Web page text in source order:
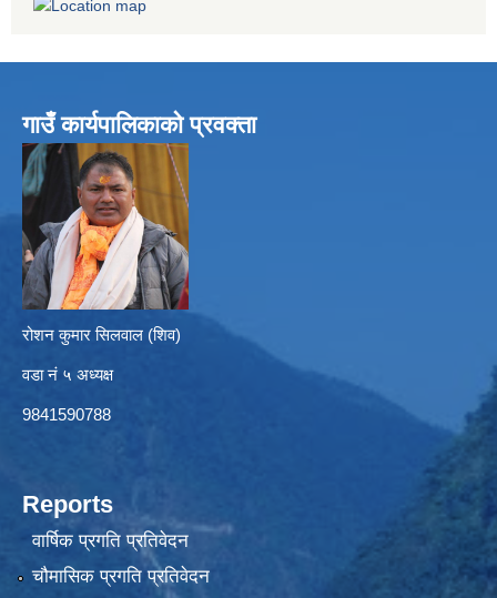
गाउँ कार्यपालिकाको प्रवक्ता
रोशन कुमार सिलवाल (शिव)
वडा नं ५ अध्यक्ष
9841590788
Reports
वार्षिक प्रगति प्रतिवेदन
चौमासिक प्रगति प्रतिवेदन